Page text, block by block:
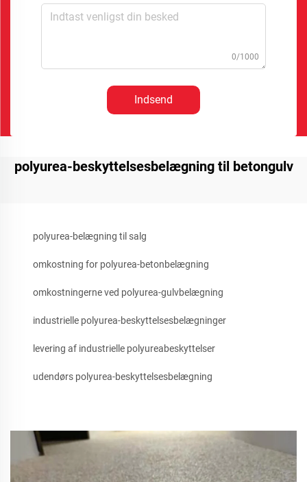
0/1000
Indsend
polyurea-beskyttelsesbelægning til betongulv
polyurea-belægning til salg
omkostning for polyurea-betonbelægning
omkostningerne ved polyurea-gulvbelægning
industrielle polyurea-beskyttelsesbelægninger
levering af industrielle polyureabeskyttelser
udendørs polyurea-beskyttelsesbelægning